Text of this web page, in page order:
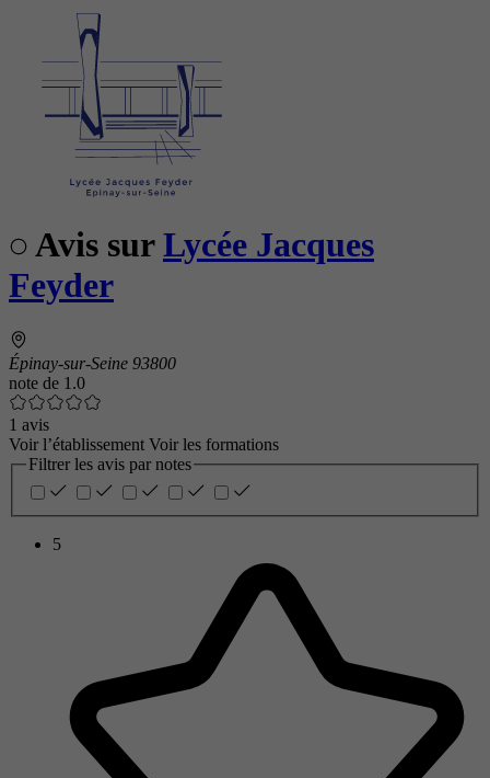
Avis surLycée Jacques
Feyder
Épinay-sur-Seine 93800
note de 1.0
1 avis
Voir l’établissement Voir les formations
Filtrer les avis par notes
5